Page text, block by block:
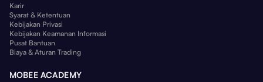
Karir
Syarat & Ketentuan
Kebijakan Privasi
Kebijakan Keamanan Informasi
Pusat Bantuan
Biaya & Aturan Trading
MOBEE ACADEMY